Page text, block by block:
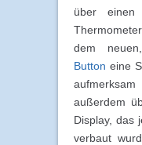
über einen
dem
Button eine
außerdem
Display, das
verbaut